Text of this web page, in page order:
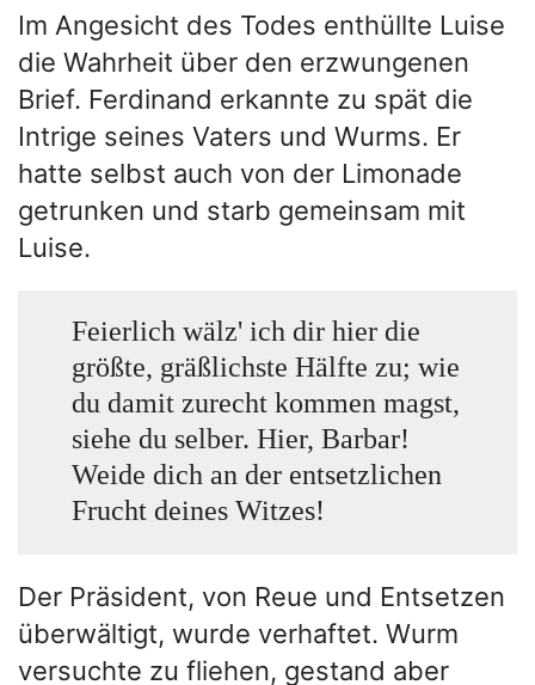
Im Angesicht des Todes enthüllte Luise
die Wahrheit über den erzwungenen
Brief. Ferdinand erkannte zu spät die
Intrige seines Vaters und Wurms. Er
hatte selbst auch von der Limonade
getrunken und starb gemeinsam mit
Luise.
Feierlich wälz' ich dir hier die
größte, gräßlichste Hälfte zu; wie
du damit zurecht kommen magst,
siehe du selber. Hier, Barbar!
Weide dich an der entsetzlichen
Frucht deines Witzes!
Der Präsident, von Reue und Entsetzen
überwältigt, wurde verhaftet. Wurm
versuchte zu fliehen, gestand aber